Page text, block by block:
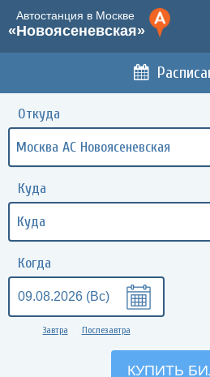
Автостанция в Москве
«Новоясеневская»
Откуда
Москва АС Новоясеневская
Куда
Когда
Завтра Послезавтра